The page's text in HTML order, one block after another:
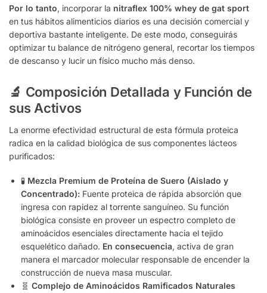
Por lo tanto, incorporar la nitraflex 100% whey de gat sport
en tus hábitos alimenticios diarios es una decisión comercial y
deportiva bastante inteligente. De este modo, conseguirás
optimizar tu balance de nitrógeno general, recortar los tiempos
de descanso y lucir un físico mucho más denso.
🔬 Composición Detallada y Función de
sus Activos
La enorme efectividad estructural de esta fórmula proteica
radica en la calidad biológica de sus componentes lácteos
purificados:
🧪 Mezcla Premium de Proteína de Suero (Aislado y
Concentrado): Fuente proteica de rápida absorción que
ingresa con rapidez al torrente sanguíneo. Su función
biológica consiste en proveer un espectro completo de
aminoácidos esenciales directamente hacia el tejido
esquelético dañado. En consecuencia, activa de gran
manera el marcador molecular responsable de encender la
construcción de nueva masa muscular.
🧬 Complejo de Aminoácidos Ramificados Naturales